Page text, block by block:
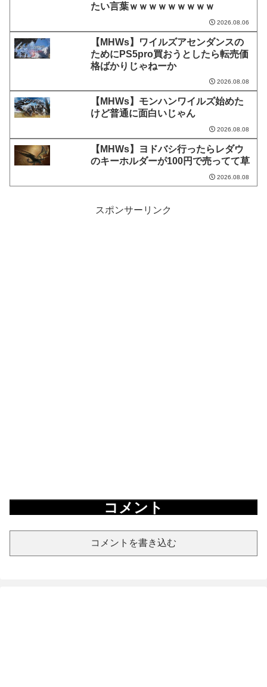
たい言葉ｗｗｗｗｗｗｗｗｗ
2026.08.06
【MHWs】ワイルズアセンダンスの
ためにPS5pro買おうとしたら転売価
格ばかりじゃねーか
2026.08.08
【MHWs】モンハンワイルズ始めた
けど普通に面白いじゃん
2026.08.08
【MHWs】ヨドバシ行ったらレダウ
のキーホルダーが100円で売ってて草
2026.08.08
スポンサーリンク
コメント
コメントを書き込む